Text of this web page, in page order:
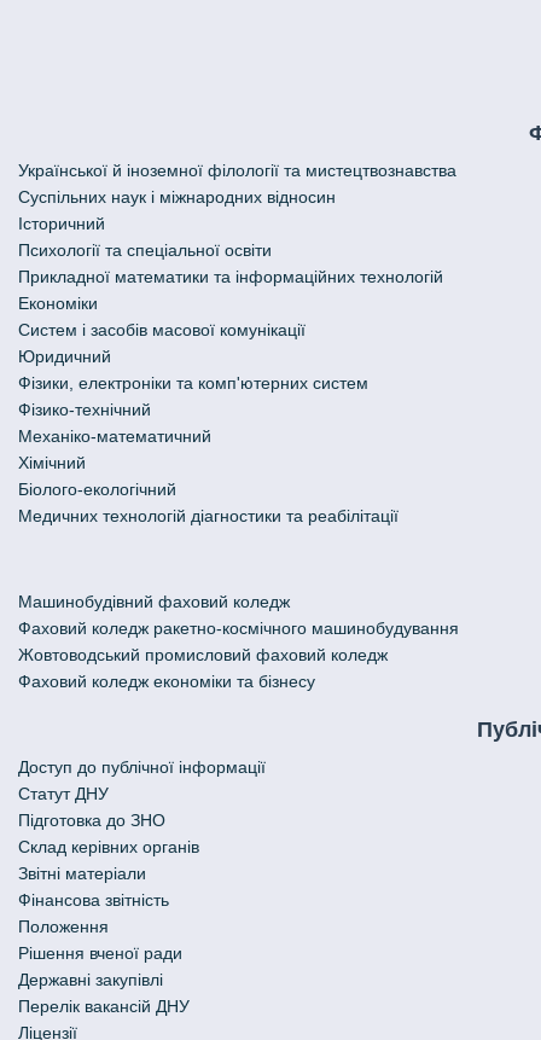
Української й іноземної філології та мистецтвознавства
Cуспільних наук і міжнародних відносин
Історичний
Психології та спеціальної освіти
Прикладної математики та інформаційних технологій
Економіки
Систем і засобів масової комунікації
Юридичний
Фізики, електроніки та комп'ютерних систем
Фізико-технічний
Механіко-математичний
Хімічний
Біолого-екологічний
Медичних технологій діагностики та реабілітації
Машинобудівний фаховий коледж
Фаховий коледж ракетно-космічного машинобудування
Жовтоводський промисловий фаховий коледж
Фаховий коледж економіки та бізнесу
Доступ до публічної інформації
Статут ДНУ
Підготовка до ЗНО
Склад керівних органів
Звітні матеріали
Фінансова звітність
Положення
Рішення вченої ради
Державні закупівлі
Перелік вакансій ДНУ
Ліцензії